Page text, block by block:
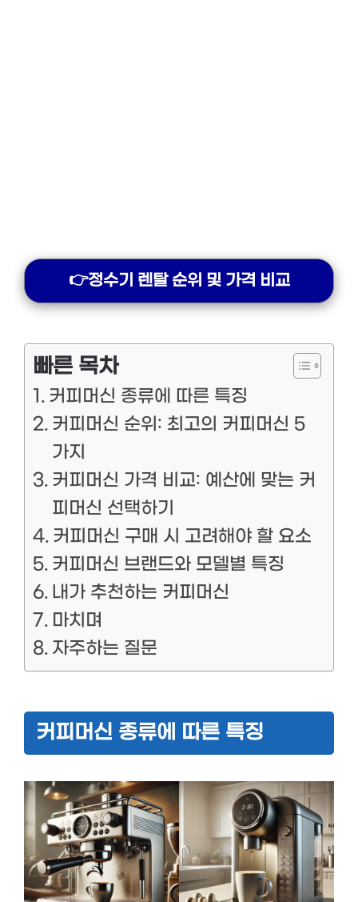
👉정수기 렌탈 순위 및 가격 비교
빠른 목차
커피머신 종류에 따른 특징
커피머신 순위: 최고의 커피머신 5
가지
커피머신 가격 비교: 예산에 맞는 커
피머신 선택하기
커피머신 구매 시 고려해야 할 요소
커피머신 브랜드와 모델별 특징
내가 추천하는 커피머신
마치며
자주하는 질문
커피머신 종류에 따른 특징